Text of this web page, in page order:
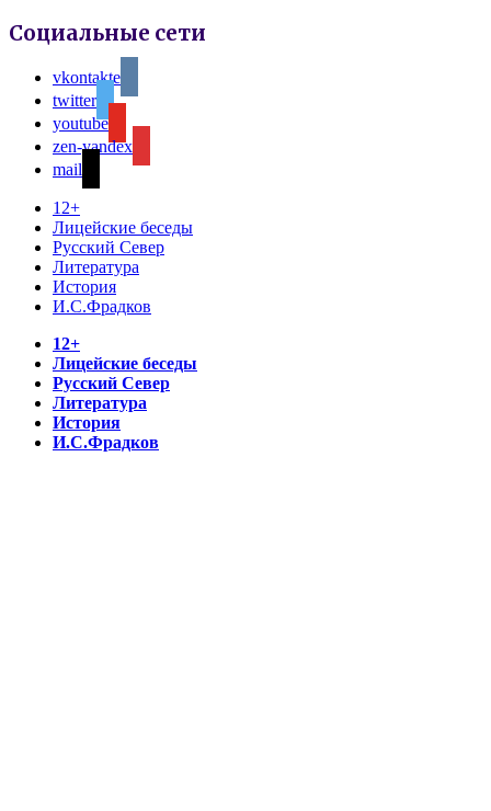
Социальные сети
vkontakte
twitter
youtube
zen-yandex
mail
12+
Лицейские беседы
Русский Север
Литература
История
И.С.Фрадков
12+
Лицейские беседы
Русский Север
Литература
История
И.С.Фрадков